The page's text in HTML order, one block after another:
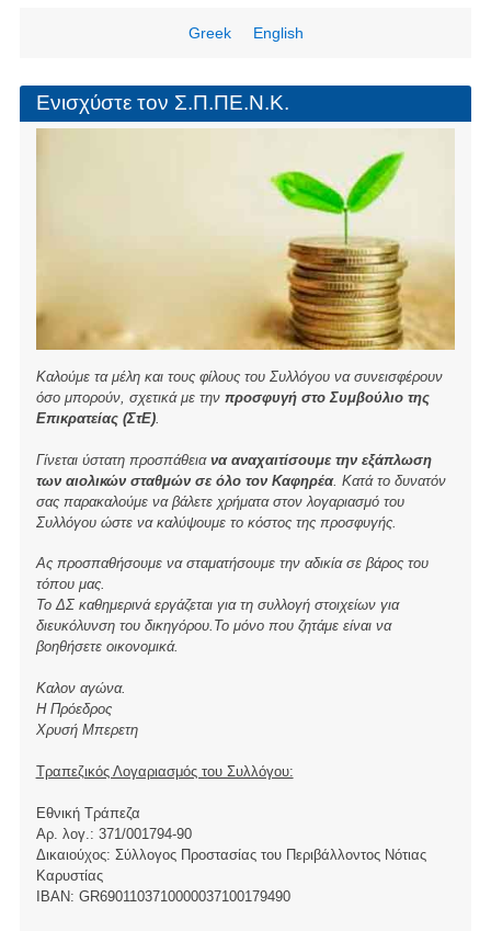
11:30π.μ
Greek English
Ενισχύστε τον Σ.Π.ΠΕ.Ν.Κ.
Καλούμε τα μέλη και τους φίλους του Συλλόγου να συνεισφέρουν
όσο μπορούν, σχετικά με την προσφυγή στο Συμβούλιο της
Επικρατείας (ΣτΕ).
Γίνεται ύστατη προσπάθεια να αναχαιτίσουμε την εξάπλωση
των αιολικών σταθμών σε όλο τον Καφηρέα. Κατά το δυνατόν
σας παρακαλούμε να βάλετε χρήματα στον λογαριασμό του
Συλλόγου ώστε να καλύψουμε το κόστος της προσφυγής.
Ας προσπαθήσουμε να σταματήσουμε την αδικία σε βάρος του
τόπου μας.
Το ΔΣ καθημερινά εργάζεται για τη συλλογή στοιχείων για
διευκόλυνση του δικηγόρου.Το μόνο που ζητάμε είναι να
βοηθήσετε οικονομικά.
Καλον αγώνα.
Η Πρόεδρος
Χρυσή Μπερετη
Τραπεζικός Λογαριασμός του Συλλόγου:
Εθνική Τράπεζα
Αρ. λογ.: 371/001794-90
Δικαιούχος: Σύλλογος Προστασίας του Περιβάλλοντος Νότιας
Καρυστίας
ΙBAN: GR6901103710000037100179490